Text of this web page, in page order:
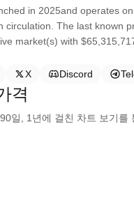
in 2025and operates
The last known
market(s) with
X Discord
격
일, 1년에 걸친 차트 보기